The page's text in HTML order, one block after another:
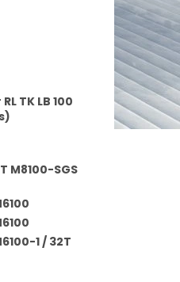
TK LB 100
M8100-SGS
1 / 32T